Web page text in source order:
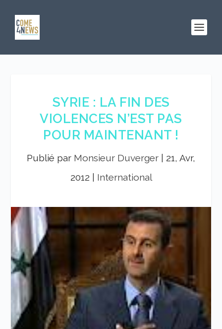
SYRIE : LA FIN DES
VIOLENCES N’EST PAS
POUR MAINTENANT !
Publié par Monsieur Duverger
21, Avr,
2012
International